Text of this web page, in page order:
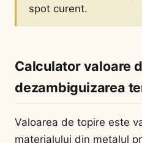
spot curent.
Calculator valoare
dezambiguizarea
Valoarea de topire este
materialului din metalul